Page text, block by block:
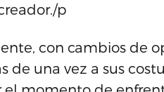
p
con cambios de
una vez a sus